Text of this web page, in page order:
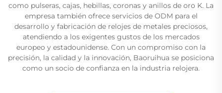
como pulseras, cajas, hebillas, coronas y anillos de oro K. La
empresa también ofrece servicios de ODM para el
desarrollo y fabricación de relojes de metales preciosos,
atendiendo a los exigentes gustos de los mercados
europeo y estadounidense. Con un compromiso con la
precisión, la calidad y la innovación, Baoruihua se posiciona
como un socio de confianza en la industria relojera.